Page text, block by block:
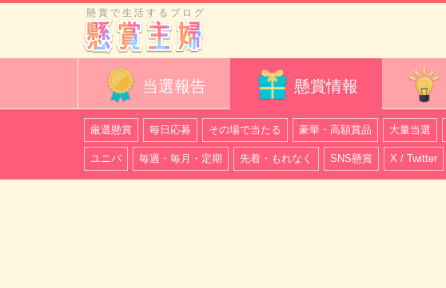
懸賞で生活するブログ
当選報告 懸賞情報
厳選懸賞 毎日応募 その場で当たる 豪華・高額賞品 大量当選
ユニバ 毎週・毎月・定期 先着・もれなく SNS懸賞 X / Twitter